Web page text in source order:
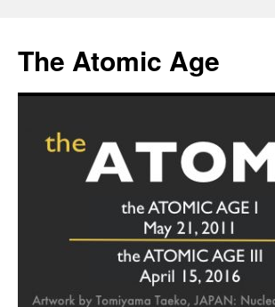
content
The Atomic Age